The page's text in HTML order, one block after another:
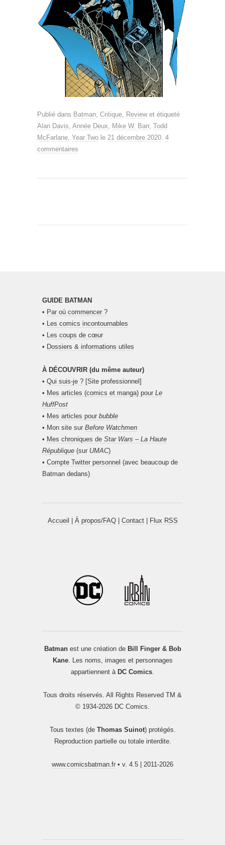
Publié dans Batman Critique Reviewet étiqueté
Alan Davis Année Deux Mike W. Barr, Todd
McFarlane Year Two le 21 décembre 2020 4
commentaires
GUIDE BATMAN
• Par où commencer ?
• Les comics incontournables
• Les coups de cœur
• Dossiers & informations utiles
À DÉCOUVRIR (du même auteur)
• Qui suis-je ? [Site professionnel]
• Mes articles (comics et manga) pour Le
HuffPost
• Mes articles pour bubble
• Mon site sur Before Watchmen
• Mes chroniques de Star Wars – La Haute
République (sur UMAC)
• Compte Twitter personnel (avec beaucoup de
Batman dedans)
Accueil | À propos/FAQ| Contact| Flux RSS
Batmanest une création de Bill Finger & Bob
Kane. Les noms, images et personnages
appartiennent à DC Comics
Tous droits réservés. All Rights Reserved TM &
© 1934-2026 DC Comics.
Tous textes (de Thomas Suinot) protégés.
Reproduction partielle ou totale interdite.
www.comicsbatman.fr • v. 4.5 | 2011-2026